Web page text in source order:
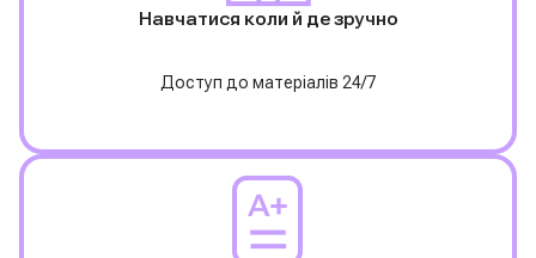
Навчатися коли й де зручно
Доступ до матеріалів 24/7